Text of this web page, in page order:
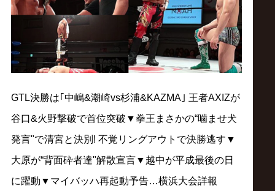
リ
ン
グ・
ノ
ア
公
GTL決勝は｢中嶋&潮崎vs杉浦&KAZMA｣ 王者AXIZが
谷口&火野撃破で首位突破▼拳王まさかの“噛ませ犬
発言"で清宮と決別! 不覚リングアウトで決勝逃す▼
大原が“背面砕者達"解散宣言▼越中が平成最後の日
に躍動▼マイバッハ再起動予告…横浜大会詳報